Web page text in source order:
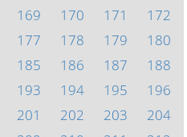
169 170 171
172
177 178 179
180
185 186 187
188
193 194 195
196
201 202 203
204